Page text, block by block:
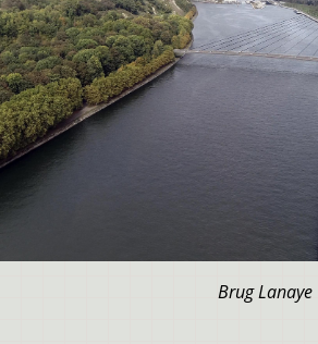
Brug Lanaye